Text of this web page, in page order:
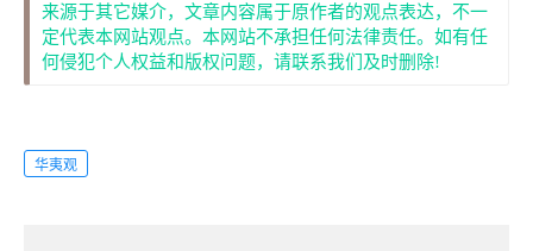
来源于其它媒介，文章内容属于原作者的观点表达，不一
定代表本网站观点。本网站不承担任何法律责任。如有任
何侵犯个人权益和版权问题，请联系我们及时删除!
华夷观